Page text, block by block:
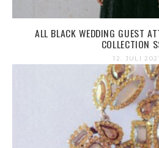
ALL BLACK WEDDING GUEST
COLLECTION
12. JULI 2021